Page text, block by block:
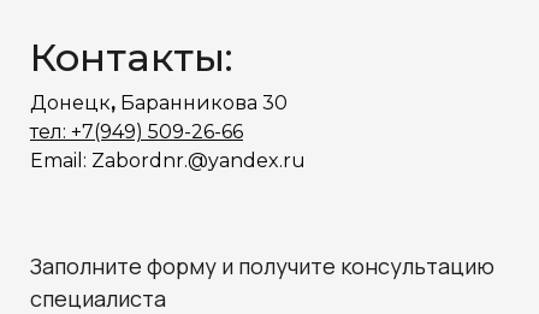
Контакты:
Донецк, Баранникова 30
тел: +7(949) 509-26-66
Email: Zabordnr.@yandex.ru
Заполните форму и получите консультацию
специалиста